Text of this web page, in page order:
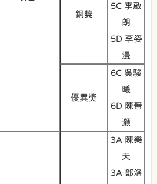
銅獎
5C 李啟
朗
5D 李姿
漫
優異獎
6C 吳駿
曦
6D 陳晉
灝
3A 陳樂
天
3A 鄧洛